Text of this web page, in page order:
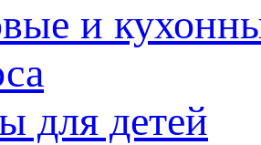
и
для детей